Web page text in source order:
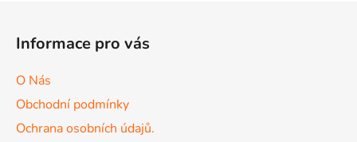
Informace pro vás
O Nás
Obchodní podmínky
Ochrana osobních údajů.